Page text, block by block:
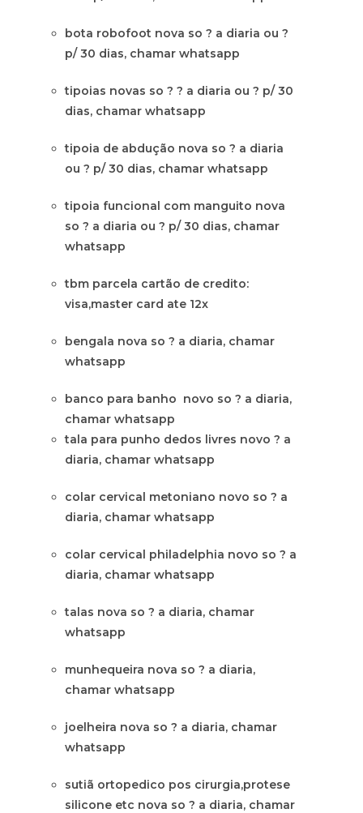
bota robofoot nova so ? a diaria ou ?
p/ 30 dias, chamar whatsapp
tipoias novas so ? ? a diaria ou ? p/ 30
dias, chamar whatsapp
tipoia de abdução nova so ? a diaria
ou ? p/ 30 dias, chamar whatsapp
tipoia funcional com manguito nova
so ? a diaria ou ? p/ 30 dias, chamar
whatsapp
tbm parcela cartão de credito:
visa,master card ate 12x
bengala nova so ? a diaria, chamar
whatsapp
banco para banho novo so ? a diaria,
chamar whatsapp
tala para punho dedos livres novo ? a
diaria, chamar whatsapp
colar cervical metoniano novo so ? a
diaria, chamar whatsapp
colar cervical philadelphia novo so ? a
diaria, chamar whatsapp
talas nova so ? a diaria, chamar
whatsapp
munhequeira nova so ? a diaria,
chamar whatsapp
joelheira nova so ? a diaria, chamar
whatsapp
sutiã ortopedico pos cirurgia,protese
silicone etc nova so ? a diaria, chamar